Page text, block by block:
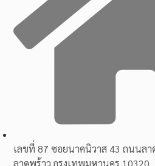
เลขที่ 87 ซอยนาคนิวาส 43 ถนนล
ลาดพร้าว กรุงเทพมหานคร 10320